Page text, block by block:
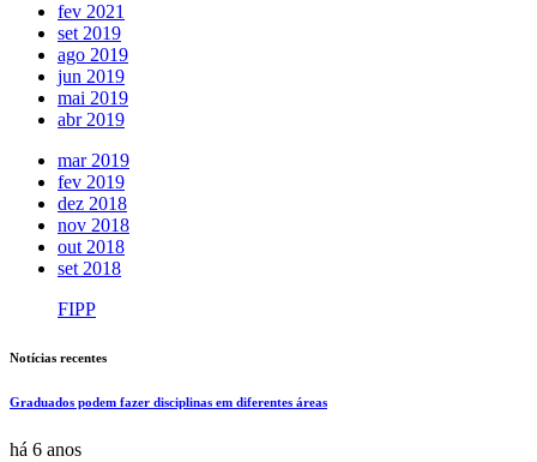
fev 2021
set 2019
ago 2019
jun 2019
mai 2019
abr 2019
mar 2019
fev 2019
dez 2018
nov 2018
out 2018
set 2018
FIPP
Notícias recentes
Graduados podem fazer disciplinas em diferentes áreas
há 6 anos